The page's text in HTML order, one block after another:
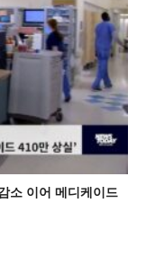
소 이어 메디케이드